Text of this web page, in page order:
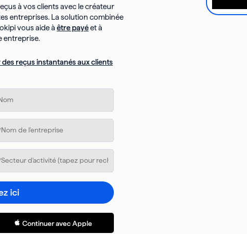
à vos clients avec le créateur
entreprises. La solution combinée
vous aide à être payéet à
entreprise.
reçus instantanés aux clients
ici
Continuer avec Apple